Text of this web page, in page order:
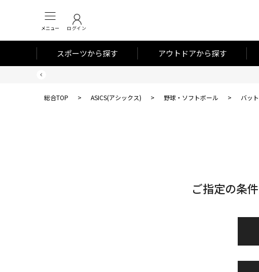
メニュー ログイン
スポーツから探す アウトドアから探す
総合TOP > ASICS(アシックス) > 野球・ソフトボール > バット
ご指定の条